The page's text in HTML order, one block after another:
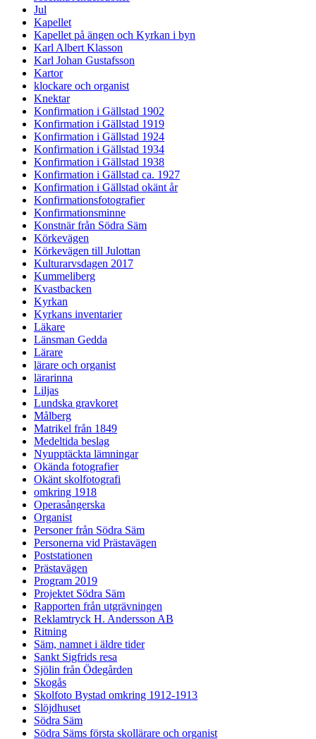
Jul
Kapellet
Kapellet på ängen och Kyrkan i byn
Karl Albert Klasson
Karl Johan Gustafsson
Kartor
klockare och organist
Knektar
Konfirmation i Gällstad 1902
Konfirmation i Gällstad 1919
Konfirmation i Gällstad 1924
Konfirmation i Gällstad 1934
Konfirmation i Gällstad 1938
Konfirmation i Gällstad ca. 1927
Konfirmation i Gällstad okänt år
Konfirmationsfotografier
Konfirmationsminne
Konstnär från Södra Säm
Körkevägen
Körkevägen till Julottan
Kulturarvsdagen 2017
Kummeliberg
Kvastbacken
Kyrkan
Kyrkans inventarier
Läkare
Länsman Gedda
Lärare
lärare och organist
lärarinna
Liljas
Lundska gravkoret
Målberg
Matrikel från 1849
Medeltida beslag
Nyupptäckta lämningar
Okända fotografier
Okänt skolfotografi
omkring 1918
Operasångerska
Organist
Personer från Södra Säm
Personerna vid Prästavägen
Poststationen
Prästavägen
Program 2019
Projektet Södra Säm
Rapporten från utgrävningen
Reklamtryck H. Andersson AB
Ritning
Säm, namnet i äldre tider
Sankt Sigfrids resa
Sjölin från Ödegården
Skogås
Skolfoto Bystad omkring 1912-1913
Slöjdhuset
Södra Säm
Södra Säms första skollärare och organist